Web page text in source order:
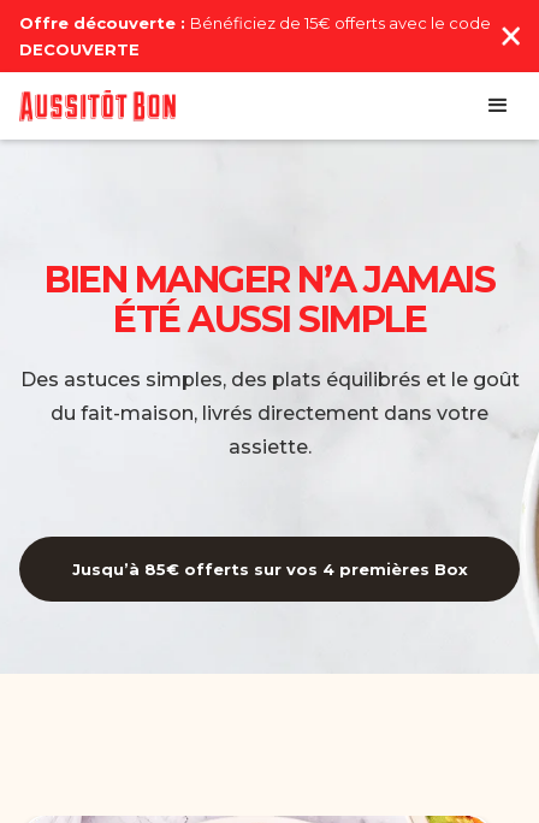
Offre découverte : Bénéficiez de 15€ offerts avec le code
DECOUVERTE
BIEN MANGER N’A JAMAIS
ÉTÉ AUSSI SIMPLE
Des astuces simples, des plats équilibrés et le goût
du fait-maison, livrés directement dans votre
assiette.
Jusqu’à 85€ offerts sur vos 4 premières Box